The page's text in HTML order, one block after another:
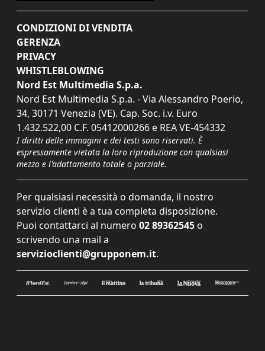
CONDIZIONI DI VENDITA
GERENZA
PRIVACY
WHISTLEBLOWING
Nord Est Multimedia S.p.a.
Nord Est Multimedia S.p.a. - Via Alessandro Poerio,
34, 30171 Venezia (VE). Cap. Soc. i.v. Euro
1.432.522,00 C.F. 05412000266 e REA VE-454332
I diritti delle immagini e dei testi sono riservati. È
espressamente vietata la loro riproduzione con qualsiasi
mezzo e l'adattamento totale o parziale.
Per qualsiasi necessità o domanda, il nostro
servizio clienti è a tua completa disposizione.
Puoi contattarci al numero 02 89362545 o
scrivendo una mail a
servizioclienti@grupponem.it.